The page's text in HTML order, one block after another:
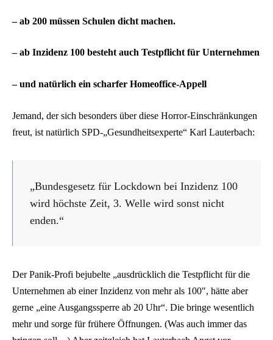
– ab 200 müssen Schulen dicht machen.︎
– ab Inzidenz 100 besteht auch Testpflicht für Unternehmen
– und natürlich ein scharfer Homeoffice-Appell
Jemand, der sich besonders über diese Horror-Einschränkungen
freut, ist natürlich SPD-„Gesundheitsexperte“ Karl Lauterbach:
„Bundesgesetz für Lockdown bei Inzidenz 100
wird höchste Zeit, 3. Welle wird sonst nicht
enden.“
Der Panik-Profi bejubelte „ausdrücklich die Testpflicht für die
Unternehmen ab einer Inzidenz von mehr als 100″, hätte aber
gerne „eine Ausgangssperre ab 20 Uhr“. Die bringe wesentlich
mehr und sorge für frühere Öffnungen. (Was auch immer das